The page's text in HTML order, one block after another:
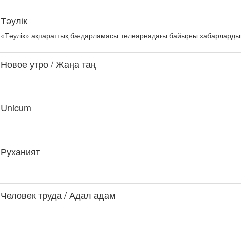
Тәулік
«Тәулік» ақпараттық бағдарламасы телеарнадағы байырғы
Новое утро / Жаңа таң
Unicum
Руханият
Человек труда / Адал адам